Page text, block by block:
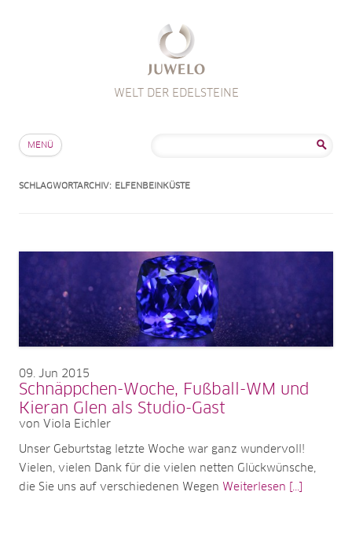
WELT DER EDELSTEINE
MENÜ
SCHLAGWORTARCHIV: ELFENBEINKÜSTE
09 Jun 2015
Schnäppchen-Woche, Fußball-WM und
Kieran Glen als Studio-Gast
von Viola Eichler
Unser Geburtstag letzte Woche war ganz wundervoll!
Vielen, vielen Dank für die vielen netten Glückwünsche,
die Sie uns auf verschiedenen Wegen Weiterlesen [...]